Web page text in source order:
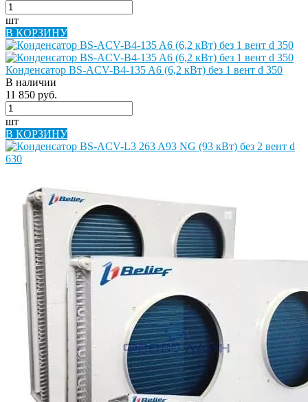
шт
В КОРЗИНУ
Конденсатор BS-ACV-B4-135 A6 (6,2 кВт) без 1 вент d 350
В наличии
11 850 руб.
шт
В КОРЗИНУ